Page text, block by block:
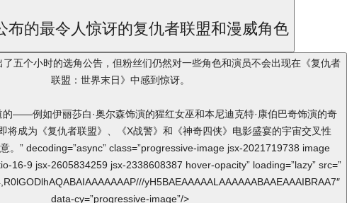
布的最令人惊讶的复仇者联盟和漫威角色
五个小时的选角公告，但粉丝们仍然对一些角色和演员不会出现在《复仇者
联盟：世界末日》中感到惊讶。
——例如伊丽莎白·奥尔森饰演的猩红女巫和本尼迪克特·康伯巴奇饰演的奇
成为《复仇者联盟》、《X战警》和《神奇四侠》电影盛宴的宇宙交叉性
。” decoding=”async” class=”progressive-image jsx-2021719738 image
16-9 jsx-2605834259 jsx-2338608387 hover-opacity” loading=”lazy” src=”
yH5BAEAAAAALAAAAAABAAEAAAIBRAA7″
data-cy=”progressive-image”/>